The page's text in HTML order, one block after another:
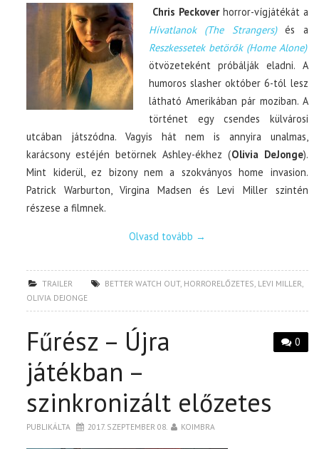
Chris Peckoverhorror-vígjátékát a
Hívatlanok (The Strangers)és a
Reszkessetek betörők (Home Alone)
ötvözeteként próbálják eladni. A
humoros slasher október 6-tól lesz
látható Amerikában pár moziban. A
történet egy csendes külvárosi
utcában játszódna. Vagyis hát nem is annyira unalmas,
karácsony estéjén betörnek Ashley-ékhez (Olivia DeJonge).
Mint kiderül, ez bizony nem a szokványos home invasion.
Patrick Warburton, Virgina Madsen és Levi Miller szintén
részese a filmnek.
Olvasd tovább →
TRAILER BETTER WATCH OUT, HORRORELŐZETES, LEVI MILLER,
OLIVIA DEJONGE
0
Fűrész – Újra
játékban –
szinkronizált előzetes
PUBLIKÁLTA 2017. SZEPTEMBER 08. KOIMBRA